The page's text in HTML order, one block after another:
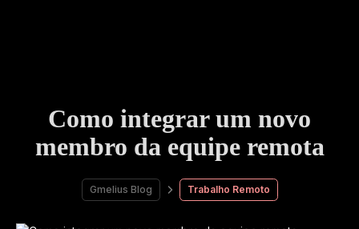
Como integrar um novo
membro da equipe remota
Gmelius Blog Trabalho Remoto